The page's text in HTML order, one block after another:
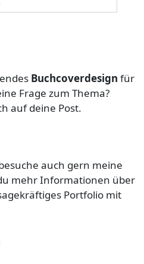
Buchcoverdesign für
Frage zum Thema?
auf deine Post.
auch gern meine
mehr Informationen über
Portfolio mit